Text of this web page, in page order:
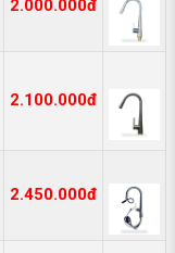
2.000.000đ
2.100.000đ
2.450.000đ